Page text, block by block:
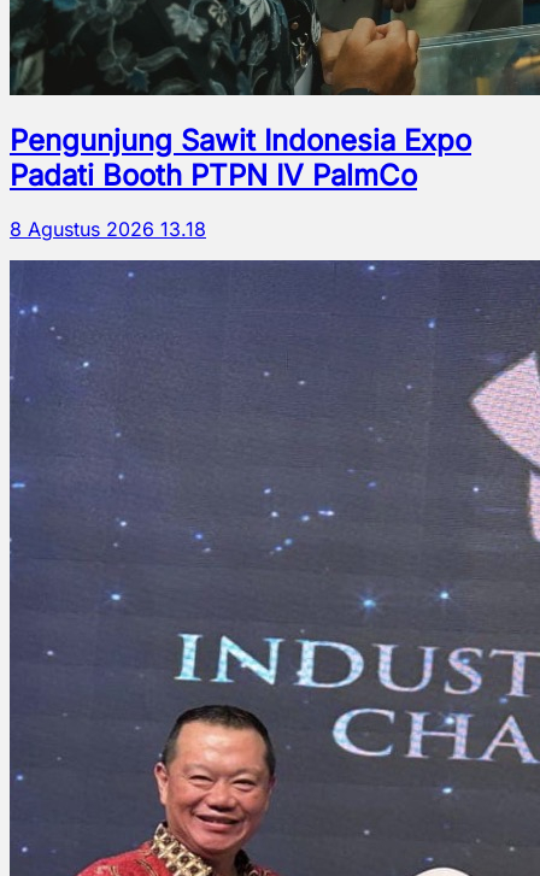
Pengunjung Sawit Indonesia Expo
Padati Booth PTPN IV PalmCo
8 Agustus 2026 13.18